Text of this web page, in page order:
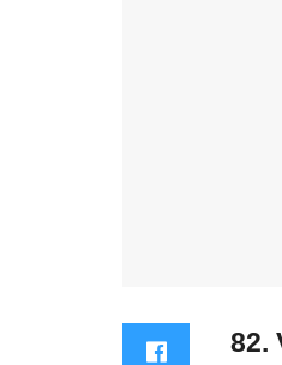
82.